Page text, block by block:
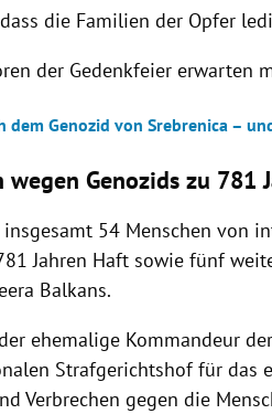
die Familien der Opfer
der Gedenkfeier erwarten
dem Genozid von Srebrenica –
wegen Genozids zu
54 Menschen von
Jahren Haft sowie fünf
Balkans.
ehemalige Kommandeur
Strafgerichtshof für das
Verbrechen gegen die